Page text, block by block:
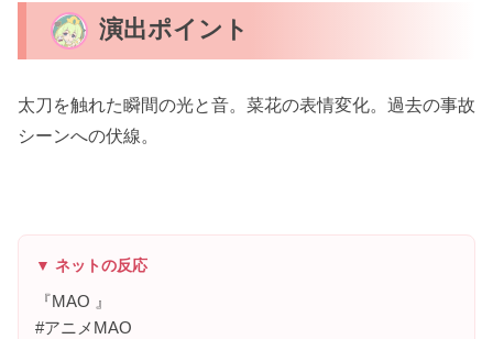
演出ポイント
太刀を触れた瞬間の光と音。菜花の表情変化。過去の事故
シーンへの伏線。
▼ ネットの反応
『MAO 』
#アニメMAO